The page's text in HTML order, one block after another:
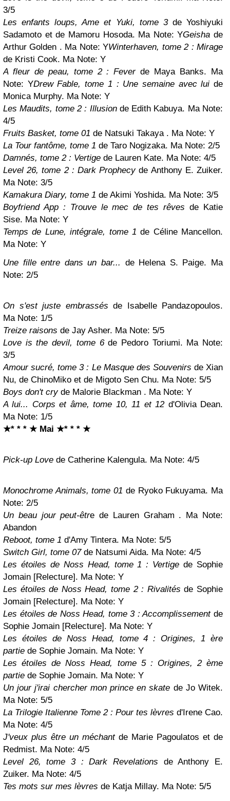
3/5
Les enfants loups, Ame et Yuki, tome 3de Yoshiyuki
Sadamoto et de Mamoru Hosoda. Ma Note:YGeisha de
Arthur Golden . Ma Note:YWinterhaven, tome 2 : Mirage
de Kristi Cook. Ma Note: Y
A fleur de peau, tome 2 : Feverde Maya Banks. Ma
Note: YDrew Fable, tome 1 : Une semaine avec luide
Monica Murphy. Ma Note: Y
Les Maudits, tome 2 : Illusionde Edith Kabuya. Ma Note:
4/5
Fruits Basket, tome 01 de Natsuki Takaya . Ma Note: Y
La Tour fantôme, tome 1 de Taro Nogizaka. Ma Note: 2/5
Damnés, tome 2 : Vertige de Lauren Kate. Ma Note: 4/5
Level 26, tome 2 : Dark Prophecyde Anthony E. Zuiker.
Ma Note: 3/5
Kamakura Diary, tome 1 de Akimi Yoshida. Ma Note: 3/5
Boyfriend App : Trouve le mec de tes rêves de Katie
Sise. Ma Note: Y
Temps de Lune, intégrale, tome 1 de Céline Mancellon.
Ma Note: Y
Une fille entre dans un bar... de Helena S. Paige. Ma
Note: 2/5
On s'est juste embrassés de Isabelle Pandazopoulos.
Ma Note: 1/5
Treize raisons de Jay Asher. Ma Note: 5/5
Love is the devil, tome 6de Pedoro Toriumi. Ma Note:
3/5
Amour sucré, tome 3 : Le Masque des Souvenirs de Xian
Nu, de ChinoMiko et de Migoto Sen Chu. Ma Note: 5/5
Boys don't cry de Malorie Blackman . Ma Note: Y
A lui... Corps et âme, tome 10, 11 et 12d'Olivia Dean.
Ma Note: 1/5
★* * * ★ Mai ★* * * ★
Pick-up Love de Catherine Kalengula. Ma Note: 4/5
Monochrome Animals, tome 01 de Ryoko Fukuyama. Ma
Note: 2/5
Un beau jour peut-être de Lauren Graham . Ma Note:
Abandon
Reboot, tome 1 d'Amy Tintera. Ma Note: 5/5
Switch Girl, tome 07de Natsumi Aida. Ma Note: 4/5
Les étoiles de Noss Head, tome 1 : Vertige de Sophie
Jomain [Relecture]. Ma Note: Y
Les étoiles de Noss Head, tome 2 : Rivalités de Sophie
Jomain [Relecture]. Ma Note: Y
Les étoiles de Noss Head, tome 3 : Accomplissementde
Sophie Jomain [Relecture]. Ma Note: Y
Les étoiles de Noss Head, tome 4 : Origines, 1 ère
partie de Sophie Jomain. Ma Note: Y
Les étoiles de Noss Head, tome 5 : Origines, 2 ème
partie de Sophie Jomain. Ma Note: Y
Un jour j'irai chercher mon prince en skate de Jo Witek.
Ma Note: 5/5
La Trilogie Italienne Tome 2 : Pour tes lèvres d'Irene Cao.
Ma Note: 4/5
J'veux plus être un méchant de Marie Pagoulatos et de
Redmist. Ma Note: 4/5
Level 26, tome 3 : Dark Revelations de Anthony E.
Zuiker. Ma Note: 4/5
Tes mots sur mes lèvres de Katja Millay. Ma Note: 5/5